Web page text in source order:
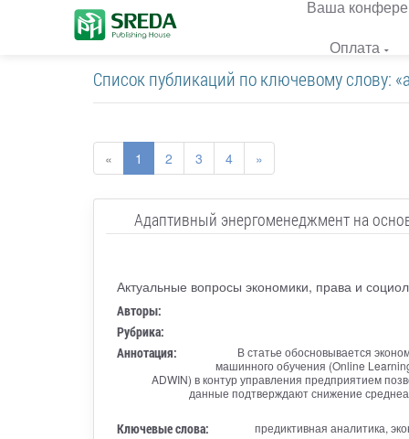
Ваша
Оплата
Список публикаций по ключевому слову:
« 1 2 3 4 »
Адаптивный энергоменеджмент на
Актуальные вопросы экономики, права и
Авторы:
Рубрика:
Аннотация:
В статье обосновывается
машинного обучения (Online
ADWIN) в контур управления предприятием
данные подтверждают снижение
Ключевые слова: предиктивная аналитика,